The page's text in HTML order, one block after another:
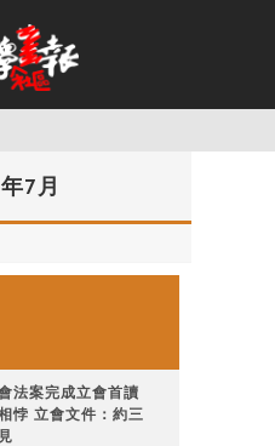
7月
法案完成立會首讀
悖 立會文件：約三